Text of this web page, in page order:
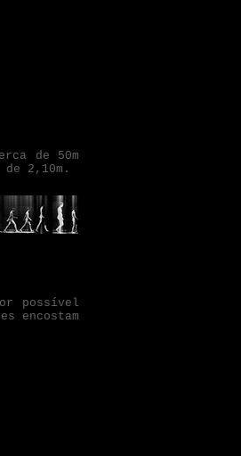
de 50m
2,10m.
possível
encostam